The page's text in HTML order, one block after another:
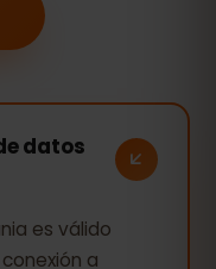
datos
es válido
a